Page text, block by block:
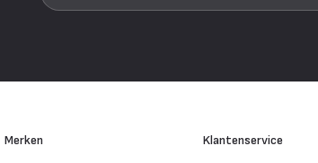
Merken Klantenservice